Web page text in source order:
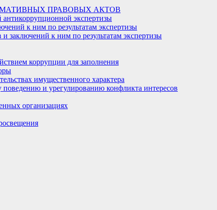
ПРАВОВЫХ АКТОВ
экспертизы
к ним по результатам экспертизы
заключений к ним по результатам экспертизы
коррупции для заполнения
имущественного характера
и урегулированию конфликта интересов
организациях